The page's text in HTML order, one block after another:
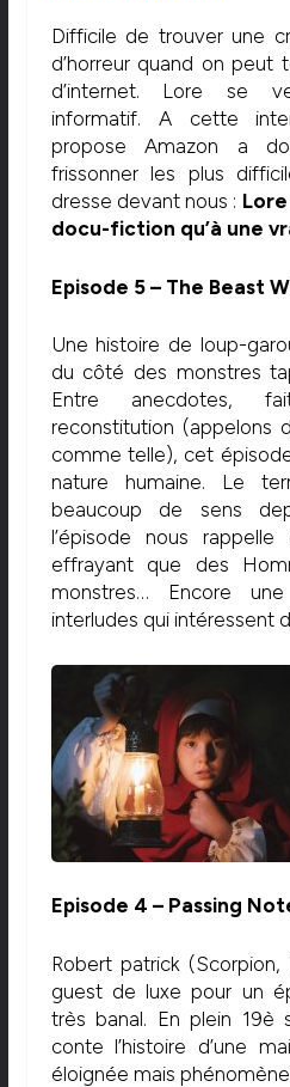
Difficile de trouver une
d’horreur quand on peut
d’internet. Lore se
informatif. A cette
propose Amazon a
frissonner les plus
dresse devant nous :
docu-fiction qu’à une
Episode 5 – The Beast
Une histoire de loup-
du côté des monstres
Entre anecdotes,
reconstitution (appelons
comme telle), cet
nature humaine. Le
beaucoup de sens
l’épisode nous
effrayant que des
monstres… Encore
interludes qui intéressent
Episode 4 – Passing
Robert patrick
guest de luxe pour un
très banal. En plein 19è
conte l’histoire d’une
éloignée mais